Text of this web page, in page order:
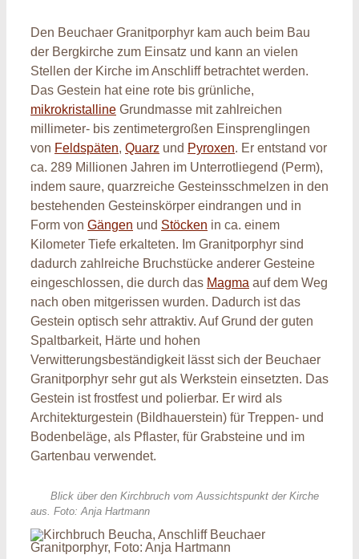
Den Beuchaer Granitporphyr kam auch beim Bau
der Bergkirche zum Einsatz und kann an vielen
Stellen der Kirche im Anschliff betrachtet werden.
Das Gestein hat eine rote bis grünliche,
mikrokristalline Grundmasse mit zahlreichen
millimeter- bis zentimetergroßen Einsprenglingen
von Feldspäten, Quarz und Pyroxen. Er entstand vor
ca. 289 Millionen Jahren im Unterrotliegend (Perm),
indem saure, quarzreiche Gesteinsschmelzen in den
bestehenden Gesteinskörper eindrangen und in
Form von Gängen und Stöcken in ca. einem
Kilometer Tiefe erkalteten. Im Granitporphyr sind
dadurch zahlreiche Bruchstücke anderer Gesteine
eingeschlossen, die durch das Magma auf dem Weg
nach oben mitgerissen wurden. Dadurch ist das
Gestein optisch sehr attraktiv. Auf Grund der guten
Spaltbarkeit, Härte und hohen
Verwitterungsbeständigkeit lässt sich der Beuchaer
Granitporphyr sehr gut als Werkstein einsetzten. Das
Gestein ist frostfest und polierbar. Er wird als
Architekturgestein (Bildhauerstein) für Treppen- und
Bodenbeläge, als Pflaster, für Grabsteine und im
Gartenbau verwendet.
Blick über den Kirchbruch vom Aussichtspunkt der Kirche
aus. Foto: Anja Hartmann